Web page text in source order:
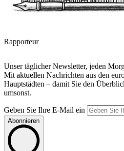
Rapporteur
Unser täglicher Newsletter, jeden
Mit aktuellen Nachrichten aus den
Hauptstädten – damit Sie den
umsonst.
Geben Sie Ihre E-Mail ein
Abonnieren